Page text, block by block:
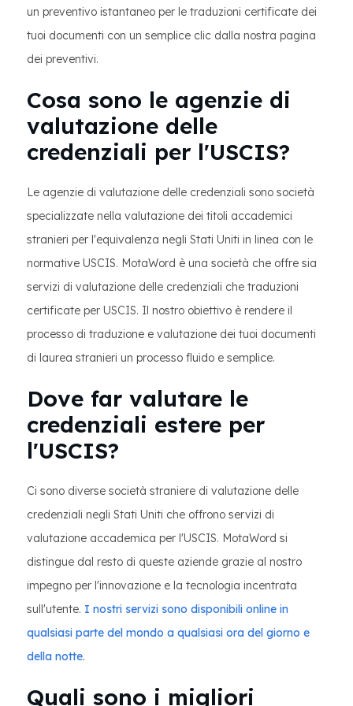
un preventivo istantaneo per le traduzioni certificate dei
tuoi documenti con un semplice clic dalla nostra pagina
dei preventivi.
Cosa sono le agenzie di
valutazione delle
credenziali per l'USCIS?
Le agenzie di valutazione delle credenziali sono società
specializzate nella valutazione dei titoli accademici
stranieri per l'equivalenza negli Stati Uniti in linea con le
normative USCIS. MotaWord è una società che offre sia
servizi di valutazione delle credenziali che traduzioni
certificate per USCIS. Il nostro obiettivo è rendere il
processo di traduzione e valutazione dei tuoi documenti
di laurea stranieri un processo fluido e semplice.
Dove far valutare le
credenziali estere per
l'USCIS?
Ci sono diverse società straniere di valutazione delle
credenziali negli Stati Uniti che offrono servizi di
valutazione accademica per l'USCIS. MotaWord si
distingue dal resto di queste aziende grazie al nostro
impegno per l'innovazione e la tecnologia incentrata
sull'utente. I nostri servizi sono disponibili online in
qualsiasi parte del mondo a qualsiasi ora del giorno e
della notte.
Quali sono i migliori